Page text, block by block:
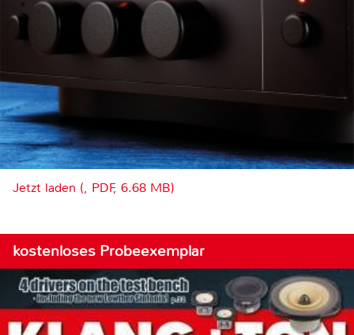
Jetzt laden (, PDF, 6.68 MB)
kostenloses Probeexemplar